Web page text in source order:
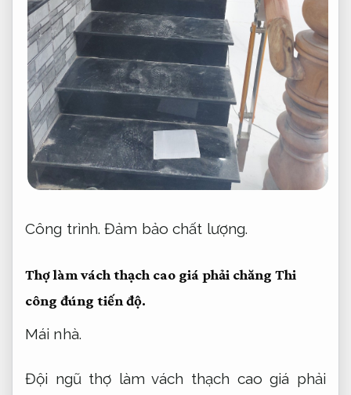
Công trình. Đảm bảo chất lượng.
Thợ làm vách thạch cao giá phải chăng Thi
công đúng tiến độ.
Mái nhà.
Đội ngũ thợ làm vách thạch cao giá phải